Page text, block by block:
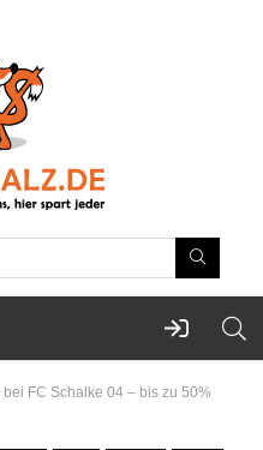
bei FC Schalke 04 – bis zu 50%